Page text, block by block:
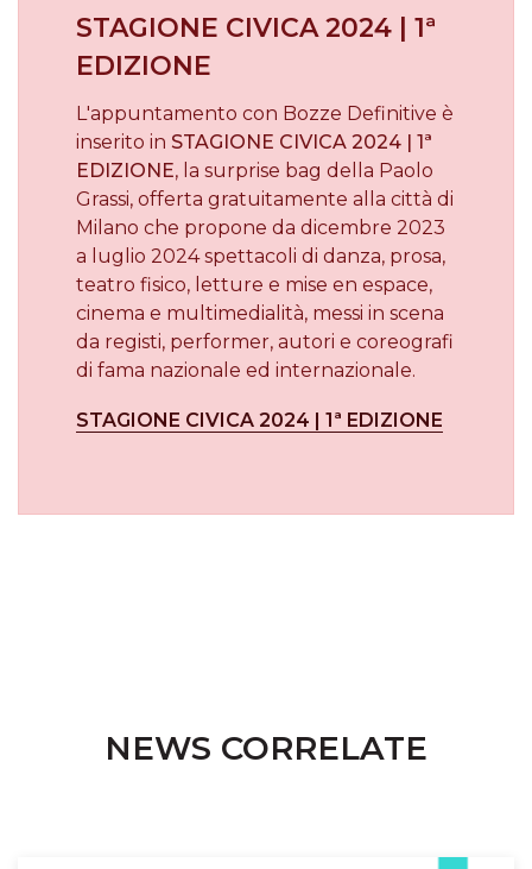
STAGIONE CIVICA 2024 | 1ª
EDIZIONE
L'appuntamento con Bozze Definitive è
inserito in STAGIONE CIVICA 2024 | 1ª
EDIZIONE, la surprise bag della Paolo
Grassi, offerta gratuitamente alla città di
Milano che propone da dicembre 2023
a luglio 2024 spettacoli di danza, prosa,
teatro fisico, letture e mise en espace,
cinema e multimedialità, messi in scena
da registi, performer, autori e coreografi
di fama nazionale ed internazionale.
STAGIONE CIVICA 2024 | 1ª EDIZIONE
NEWS CORRELATE